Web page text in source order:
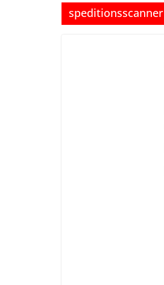
speditionsscanner